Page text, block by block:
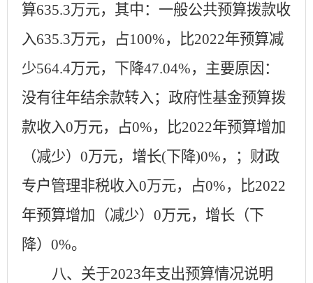
算635.3万元，其中：一般公共预算拨款收
入635.3万元，占100%，比2022年预算减
少564.4万元，下降47.04%，主要原因：
没有往年结余款转入； 政府性基金预算拨
款收入0万元，占0%，比2022年预算增加
（减少） 0万元，增长(下降)0%，；财政
专户管理非税收入0万元，占0%，比2022
年预算增加（减少） 0万元，增长（下
降） 0%。
八、关于2023年支出预算情况说明